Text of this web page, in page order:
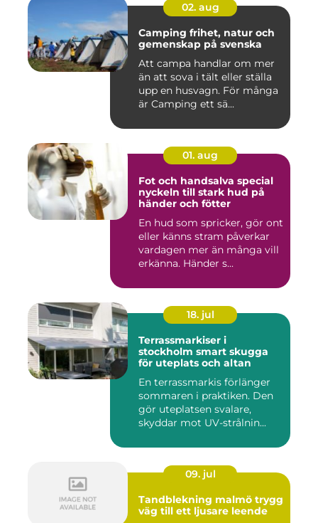
02. aug
Camping frihet, natur och
gemenskap på svenska
Att campa handlar om mer
än att sova i tält eller ställa
upp en husvagn. För många
är Camping ett sä...
01. aug
Fot och handsalva special
nyckeln till stark hud på
händer och fötter
En hud som spricker, gör ont
eller känns stram påverkar
vardagen mer än många vill
erkänna. Händer s...
18. jul
Terrassmarkiser i
stockholm smart skugga
för uteplats och altan
En terrassmarkis förlänger
sommaren i praktiken. Den
gör uteplatsen svalare,
skyddar mot UV-strålnin...
09. jul
Tandblekning malmö trygg
väg till ett ljusare leende